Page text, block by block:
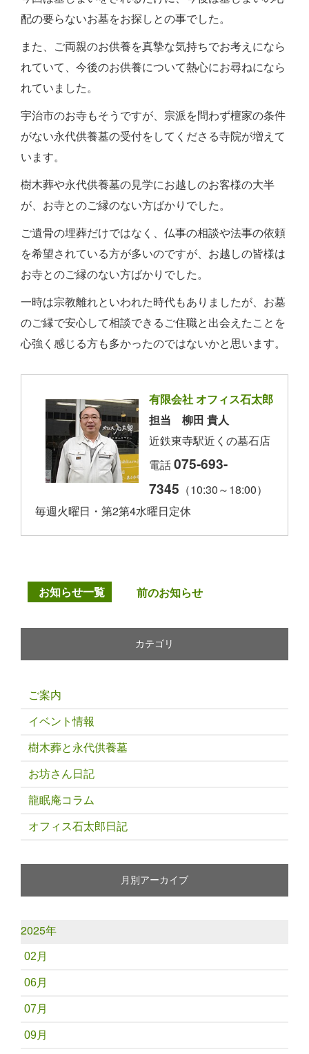
配の要らないお墓をお探しとの事でした。
また、ご両親のお供養を真摯な気持ちでお考えになら
れていて、今後のお供養について熱心にお尋ねになら
れていました。
宇治市のお寺もそうですが、宗派を問わず檀家の条件
がない永代供養墓の受付をしてくださる寺院が増えて
います。
樹木葬や永代供養墓の見学にお越しのお客様の大半
が、お寺とのご縁のない方ばかりでした。
ご遺骨の埋葬だけではなく、仏事の相談や法事の依頼
を希望されている方が多いのですが、お越しの皆様は
お寺とのご縁のない方ばかりでした。
一時は宗教離れといわれた時代もありましたが、お墓
のご縁で安心して相談できるご住職と出会えたことを
心強く感じる方も多かったのではないかと思います。
有限会社 オフィス石太郎
担当 柳田 貴人
近鉄東寺駅近くの墓石店
電話075-693-
7345 （10:30～18:00）
毎週火曜日・第2第4水曜日定休
お知らせ一覧 前のお知らせ
カテゴリ
ご案内
イベント情報
樹木葬と永代供養墓
お坊さん日記
龍眠庵コラム
オフィス石太郎日記
月別アーカイブ
2025年
02月
06月
07月
09月